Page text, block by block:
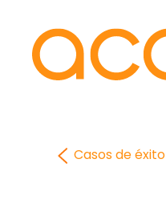
Casos de éxito